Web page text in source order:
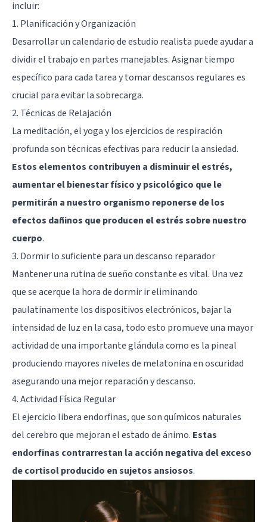
incluir:
1. Planificación y Organización
Desarrollar un calendario de estudio realista puede ayudar a
dividir el trabajo en partes manejables. Asignar tiempo
específico para cada tarea y tomar descansos regulares es
crucial para evitar la sobrecarga.
2. Técnicas de Relajación
La meditación, el yoga y los ejercicios de respiración
profunda son técnicas efectivas para reducir la ansiedad.
Estos elementos contribuyen a disminuir el estrés,
aumentar el bienestar físico y psicológico que le
permitirán a nuestro organismo reponerse de los
efectos dañinos que producen el estrés sobre nuestro
cuerpo.
3. Dormir lo suficiente para un descanso reparador
Mantener una rutina de sueño constante es vital. Una vez
que se acerque la hora de dormir ir eliminando
paulatinamente los dispositivos electrónicos, bajar la
intensidad de luz en la casa, todo esto promueve una mayor
actividad de una importante glándula como es la pineal
produciendo mayores niveles de melatonina en oscuridad
asegurando una mejor reparación y descanso.
4. Actividad Física Regular
El ejercicio libera endorfinas, que son químicos naturales
del cerebro que mejoran el estado de ánimo. Estas
endorfinas contrarrestan la acción negativa del exceso
de cortisol producido en sujetos ansiosos.